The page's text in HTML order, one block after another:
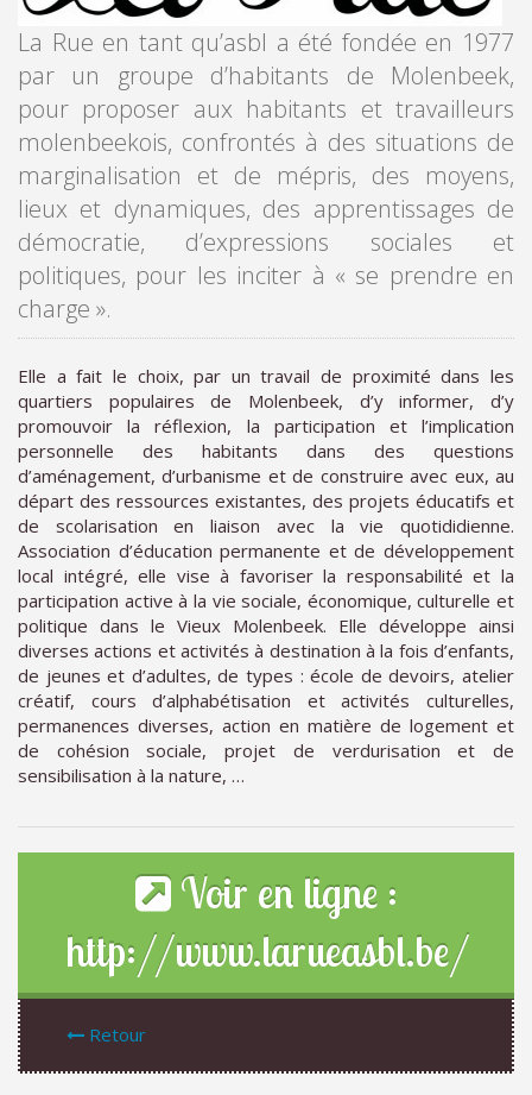
La Rue en tant qu’asbl a été fondée en 1977
par un groupe d’habitants de Molenbeek,
pour proposer aux habitants et travailleurs
molenbeekois, confrontés à des situations de
marginalisation et de mépris, des moyens,
lieux et dynamiques, des apprentissages de
démocratie, d’expressions sociales et
politiques, pour les inciter à « se prendre en
charge ».
Elle a fait le choix, par un travail de proximité dans les
quartiers populaires de Molenbeek, d’y informer, d’y
promouvoir la réflexion, la participation et l’implication
personnelle des habitants dans des questions
d’aménagement, d’urbanisme et de construire avec eux, au
départ des ressources existantes, des projets éducatifs et
de scolarisation en liaison avec la vie quotididienne.
Association d’éducation permanente et de développement
local intégré, elle vise à favoriser la responsabilité et la
participation active à la vie sociale, économique, culturelle et
politique dans le Vieux Molenbeek. Elle développe ainsi
diverses actions et activités à destination à la fois d’enfants,
de jeunes et d’adultes, de types : école de devoirs, atelier
créatif, cours d’alphabétisation et activités culturelles,
permanences diverses, action en matière de logement et
de cohésion sociale, projet de verdurisation et de
sensibilisation à la nature, …
Voir en ligne :
http://www.larueasbl.be/
Retour